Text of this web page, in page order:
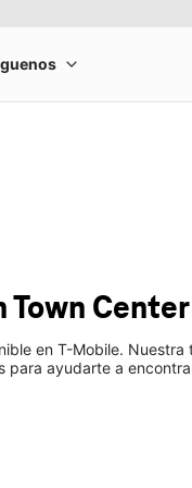
Town Center
en T-Mobile.
para ayudarte a